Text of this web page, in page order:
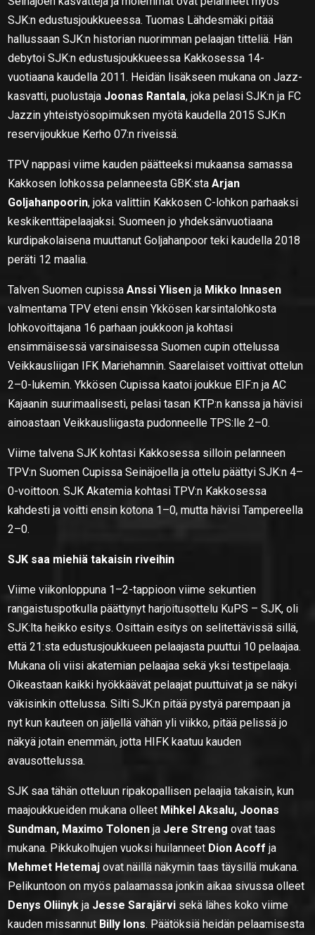
SJK:n edustusjoukkueessa. Tuomas Lähdesmäki pitää
hallussaan SJK:n historian nuorimman pelaajan titteliä. Hän
debytoi SJK:n edustusjoukkueessa Kakkosessa 14-
vuotiaana kaudella 2011. Heidän lisäkseen mukana on Jazz-
kasvatti, puolustaja Joonas Rantala, joka pelasi SJK:n ja FC
Jazzin yhteistyösopimuksen myötä kaudella 2015 SJK:n
reservijoukkue Kerho 07:n riveissä.
TPV nappasi viime kauden päätteeksi mukaansa samassa
Kakkosen lohkossa pelanneesta GBK:staArjan
Goljahanpoorin, joka valittiin Kakkosen C-lohkon parhaaksi
keskikenttäpelaajaksi. Suomeen jo yhdeksänvuotiaana
kurdipakolaisena muuttanut Goljahanpoor teki kaudella 2018
peräti 12 maalia.
Talven Suomen cupissaAnssi Ylisen ja Mikko Innasen
valmentama TPV eteni ensin Ykkösen karsintalohkosta
lohkovoittajana 16 parhaan joukkoon ja kohtasi
ensimmäisessä varsinaisessa Suomen cupin ottelussa
Veikkausliigan IFK Mariehamnin. Saarelaiset voittivat ottelun
2–0-lukemin. Ykkösen Cupissa kaatoi joukkue EIF:n ja AC
Kajaanin suurimaalisesti, pelasi tasan KTP:n kanssa ja hävisi
ainoastaan Veikkausliigasta pudonneelle TPS:lle 2–0.
Viime talvena SJK kohtasi Kakkosessa silloin pelanneen
TPV:n Suomen Cupissa Seinäjoella ja ottelu päättyi SJK:n 4–
0-voittoon. SJK Akatemia kohtasi TPV:n Kakkosessa
kahdesti ja voitti ensin kotona 1–0, mutta hävisi Tampereella
2–0.
SJK saa miehiä takaisin riveihin
Viime viikonloppuna 1–2-tappioon viime sekuntien
rangaistuspotkulla päättynyt harjoitusottelu KuPS – SJK, oli
SJK:lta heikko esitys. Osittain esitys on selitettävissä sillä,
että 21:sta edustusjoukkueen pelaajasta puuttui 10 pelaajaa.
Mukana oli viisi akatemian pelaajaa sekä yksi testipelaaja.
Oikeastaan kaikki hyökkäävät pelaajat puuttuivat ja se näkyi
väkisinkin ottelussa. Silti SJK:n pitää pystyä parempaan ja
nyt kun kauteen on jäljellä vähän yli viikko, pitää pelissä jo
näkyä jotain enemmän, jotta HIFK kaatuu kauden
avausottelussa.
SJK saa tähän otteluun ripakopallisen pelaajia takaisin, kun
maajoukkueiden mukana olleet Mihkel Aksalu, Joonas
Sundman, Maximo Tolonen ja Jere Strengovat taas
mukana. Pikkukolhujen vuoksi huilanneet Dion Acoffja
Mehmet Hetemaj ovat näillä näkymin taas täysillä mukana.
Pelikuntoon on myös palaamassa jonkin aikaa sivussa olleet
Denys Oliinyk ja Jesse Sarajärvi sekä lähes koko viime
kauden missannut Billy Ions. Päätöksiä heidän pelaamisesta